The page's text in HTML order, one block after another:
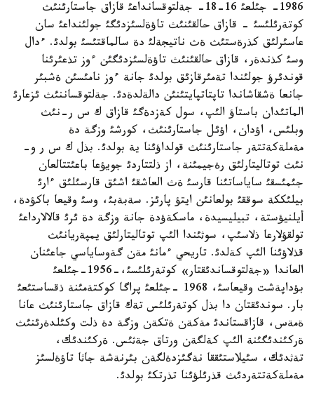
1986- جئلعئ 16-18- جةلتوقسانداعئ قازاق جاستارئنئث
كوتةرئلئسئ - قازاق حالقئنئث تاؤةلسئزدئگئ جولئنداعئ سان
عاسئرلئق كذرةستئث ةث ناتيجةلئ دة سالماقتئسئ بولدئ. ءدال
وسئ كذندةر، قازاق حالقئنئث تاؤةلسئزدئگئن ءوز تذعئرئنا
قوندئرؤ جولئندا تةمئرقازئق بولدئ جانة ءوز نامئسئن ةشبئر
جانعا ةشقاشاندا تاپتاتپايتئنئن دالةلدةدئ. جةلتوقساننئث ئزعارئ
الماتئدان باستاؤ الئپ، سول كةزدةگئ قازاق ك س ر-نئث
وبلئس، اؤدان، اؤئل جاستارئنئث، كورشئ وزگة دة
مةملةكةتتةر جاستارئنئث قولداؤئنا ية بولدئ. بذل ك س ر و-
نئث توتاليتارلئق رةجيمئنة، از ذلتتاردئ جويؤعا باعئتتالعان
جئمئسقئ ساياساتئنا قارسئ ةث العاشقئ اشئق قارسئلئق ءارئ
بيلئككة سوققئ بولعانئن ايتؤ پارئز. سةبةبئ، وسئ وقيعا باكؤدة،
أيلنيؤستة، تبيليسيدة، ماسكةؤدة جانة وزگة دة ئرئ قالالارداعئ
تولقؤلارعا ذلاسئپ، سوثئندا الئپ توتاليتارلئق يمپةريانئث
قذلاؤئنا الئپ كةلدئ. تاريحي ءمانئ مةن گةوساياسي جاعئنان
العاندا «جةلتوقساندئقتار» كوتةرئلئسئ،-1956-جئلعئ
بؤداپةشت وقيعاسئ، 1968 -جئلعئ پراگا كوكتةمئنة ذقساستئعئ
بار. سوندئقتان دا بذل كوتةرئلئس تةك قازاق جاستارئنئث عانا
ةمةس، قازاقستاندئ مةكةن ةتكةن وزگة دة ذلت وكئلدةرئنئث
ةركئندئگئنة الئپ كةلگةن ورتاق جةثئس. ةركئندئك،
تةثدئك، سئيلاستئققا نةگئزدةلگةن بئرنةشة جاثا تاؤةلسئز
مةملةكةتتةردئث قذرئلؤئنا تذرتكئ بولدئ.